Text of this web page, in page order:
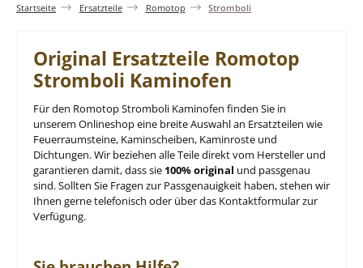
Startseite Ersatzteile Romotop Stromboli
Original Ersatzteile Romotop
Stromboli Kaminofen
Für den Romotop Stromboli Kaminofen finden Sie in
unserem Onlineshop eine breite Auswahl an Ersatzteilen wie
Feuerraumsteine, Kaminscheiben, Kaminroste und
Dichtungen. Wir beziehen alle Teile direkt vom Hersteller und
garantieren damit, dass sie 100% original und passgenau
sind. Sollten Sie Fragen zur Passgenauigkeit haben, stehen wir
Ihnen gerne telefonisch oder über das Kontaktformular zur
Verfügung.